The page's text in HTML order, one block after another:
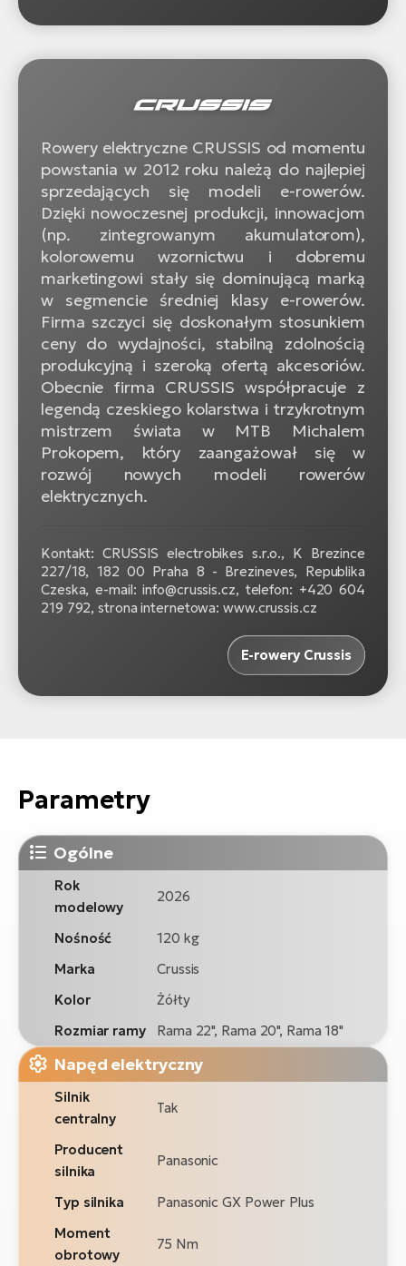
Rowery elektryczne CRUSSIS od momentu
powstania w 2012 roku należą do najlepiej
sprzedających się modeli e-rowerów.
Dzięki nowoczesnej produkcji, innowacjom
(np. zintegrowanym akumulatorom),
kolorowemu wzornictwu i dobremu
marketingowi stały się dominującą marką
w segmencie średniej klasy e-rowerów.
Firma szczyci się doskonałym stosunkiem
ceny do wydajności, stabilną zdolnością
produkcyjną i szeroką ofertą akcesoriów.
Obecnie firma CRUSSIS współpracuje z
legendą czeskiego kolarstwa i trzykrotnym
mistrzem świata w MTB Michalem
Prokopem, który zaangażował się w
rozwój nowych modeli rowerów
elektrycznych.
Kontakt: CRUSSIS electrobikes s.r.o., K Brezince
227/18, 182 00 Praha 8 - Brezineves, Republika
Czeska, e-mail: info@crussis.cz, telefon: +420 604
219 792, strona internetowa: www.crussis.cz
E-rowery Crussis
Parametry
Ogólne
Rok
modelowy
2026
Nośność
120 kg
Marka
Crussis
Kolor
Żółty
Rozmiar ramy
Rama 22", Rama 20", Rama 18"
Napęd elektryczny
Silnik
centralny
Tak
Producent
silnika
Panasonic
Typ silnika
Panasonic GX Power Plus
Moment
obrotowy
75 Nm